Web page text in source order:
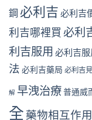
鋼 必利吉 必利吉
利吉哪裡買 必利
利吉服用 必利吉
法 必利吉藥局 必利吉
解 早洩治療普通威
全 藥物相互作用